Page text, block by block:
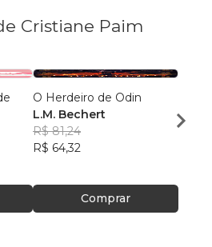
Cristiane Paim
O Herdeiro de Odin
L.M. Bechert
R$ 81,24
R$ 64,32
Comprar
M.G.